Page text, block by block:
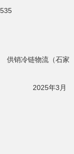
（石家
3月